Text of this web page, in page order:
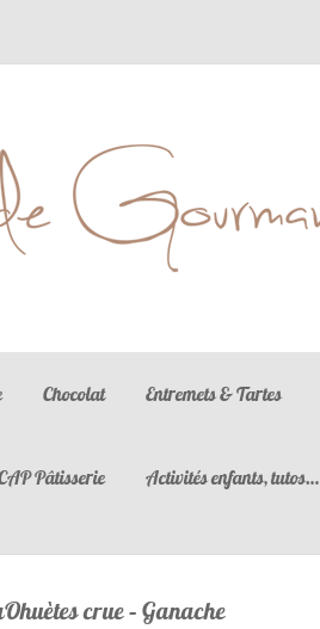
Chocolat Entremets & Tartes
Pâtisserie Activités enfants, tutos…
crue – Ganache